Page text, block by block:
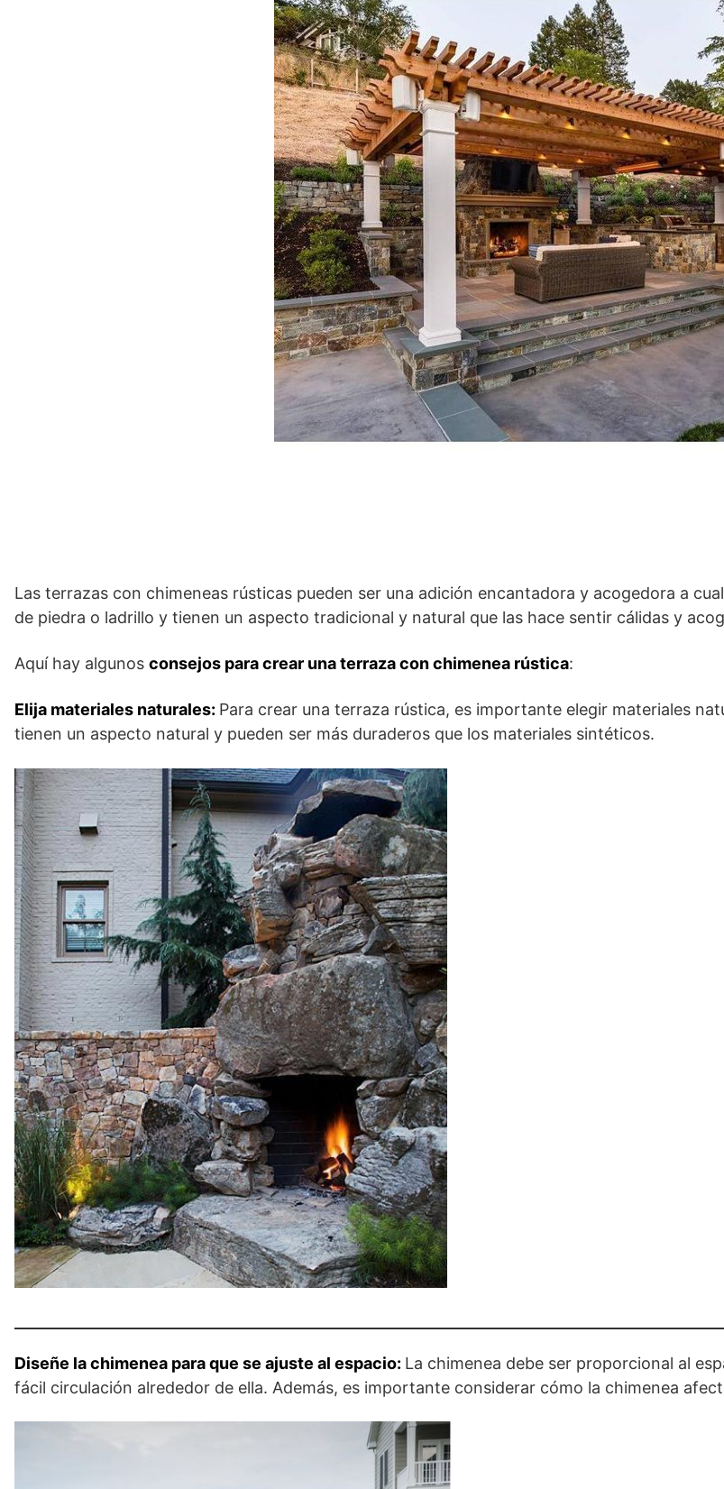
Las terrazas con chimeneas rústicas pueden ser una adición encantadora y acogedora a
de piedra o ladrillo y tienen un aspecto tradicional y natural que las hace sentir cálidas y
Aquí hay algunos consejos para crear una terraza con chimenea rústica:
Elija materiales naturales: Para crear una terraza rústica, es importante elegir materiales
tienen un aspecto natural y pueden ser más duraderos que los materiales sintéticos.
Diseñe la chimenea para que se ajuste al espacio: La chimenea debe ser proporcional al
fácil circulación alrededor de ella. Además, es importante considerar cómo la chimenea